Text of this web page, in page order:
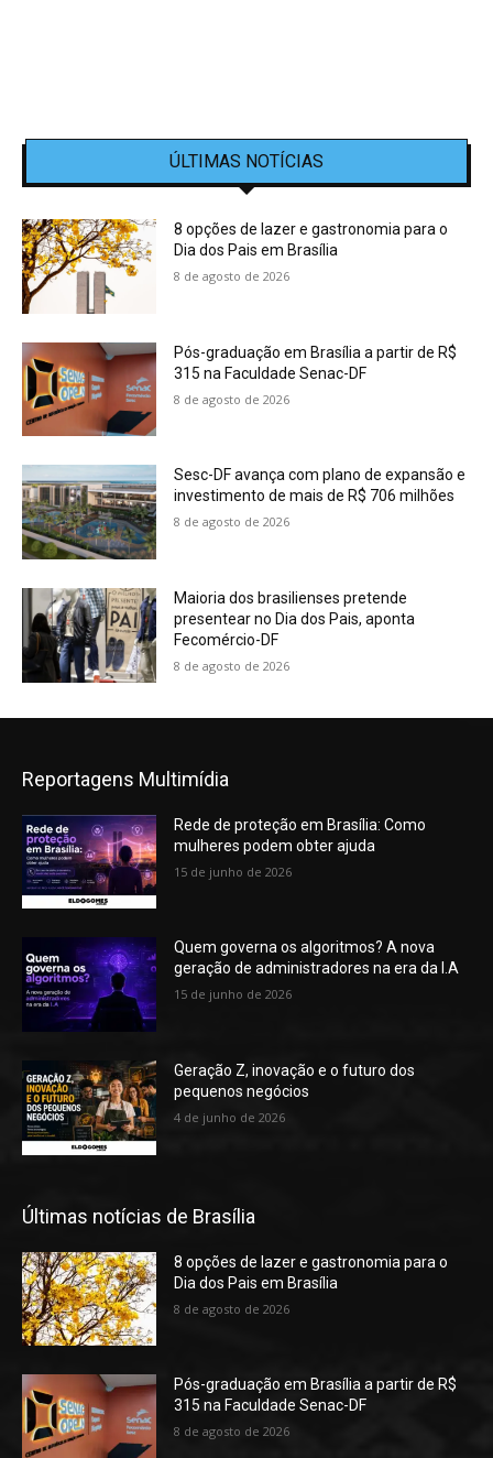
ÚLTIMAS NOTÍCIAS
8 opções de lazer e gastronomia para o
Dia dos Pais em Brasília
8 de agosto de 2026
Pós-graduação em Brasília a partir de R$
315 na Faculdade Senac-DF
8 de agosto de 2026
Sesc-DF avança com plano de expansão e
investimento de mais de R$ 706 milhões
8 de agosto de 2026
Maioria dos brasilienses pretende
presentear no Dia dos Pais, aponta
Fecomércio-DF
8 de agosto de 2026
Reportagens Multimídia
Rede de proteção em Brasília: Como
mulheres podem obter ajuda
15 de junho de 2026
Quem governa os algoritmos? A nova
geração de administradores na era da I.A
15 de junho de 2026
Geração Z, inovação e o futuro dos
pequenos negócios
4 de junho de 2026
Últimas notícias de Brasília
8 opções de lazer e gastronomia para o
Dia dos Pais em Brasília
8 de agosto de 2026
Pós-graduação em Brasília a partir de R$
315 na Faculdade Senac-DF
8 de agosto de 2026